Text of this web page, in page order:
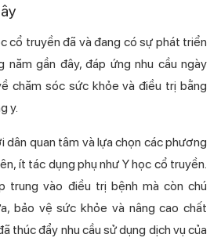
cổ truyền đã và đang có sự phát triển
năm gần đây, đáp ứng nhu cầu ngày
chăm sóc sức khỏe và điều trị bằng
y.
dân quan tâm và lựa chọn các phương
ít tác dụng phụ như Y học cổ truyền.
trung vào điều trị bệnh mà còn chú
bảo vệ sức khỏe và nâng cao chất
thúc đẩy nhu cầu sử dụng dịch vụ của